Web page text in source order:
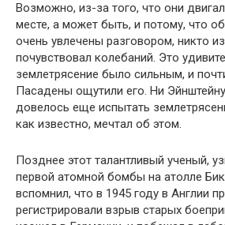
Возможно, из-за того, что они
месте, а может быть, и потому, что
очень увлечены разговором, никто
почувство­вал колебаний. Это
землетрясение было сильным, и
Пасадены ощутили его. Ни
довелось еще испы­тать
как известно, меч­тал об этом.
Позднее этот талантливый ученый,
первой атомной бомбы на атолле
вспомнил, что в 1945 году в Англии
регистрировали взрыв старых